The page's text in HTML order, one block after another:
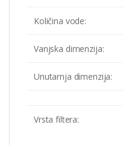
Količina vode:
Vanjska dimenzija:
Unutarnja dimenzija:
Vrsta filtera: